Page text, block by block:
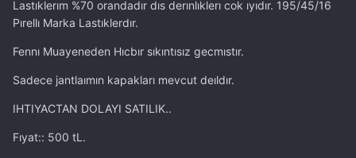
Lastıklerım %70 orandadır dıs derınlıklerı cok ıyıdır. 195/45/16
Pırellı Marka Lastıklerdır.
Fennı Muayeneden Hıcbır sıkıntısız gecmıstır.
Sadece jantlaımın kapakları mevcut deıldır.
IHTIYACTAN DOLAYI SATILIK..
Fıyat:: 500 tL.